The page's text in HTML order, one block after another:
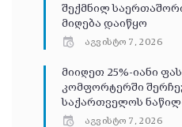
შექმნილ
მიღება დაიწყო
აგვისტო 7, 2026
მიიღეთ 25%-იანი
კომფორტერში
საქართველოს
აგვისტო 7, 2026